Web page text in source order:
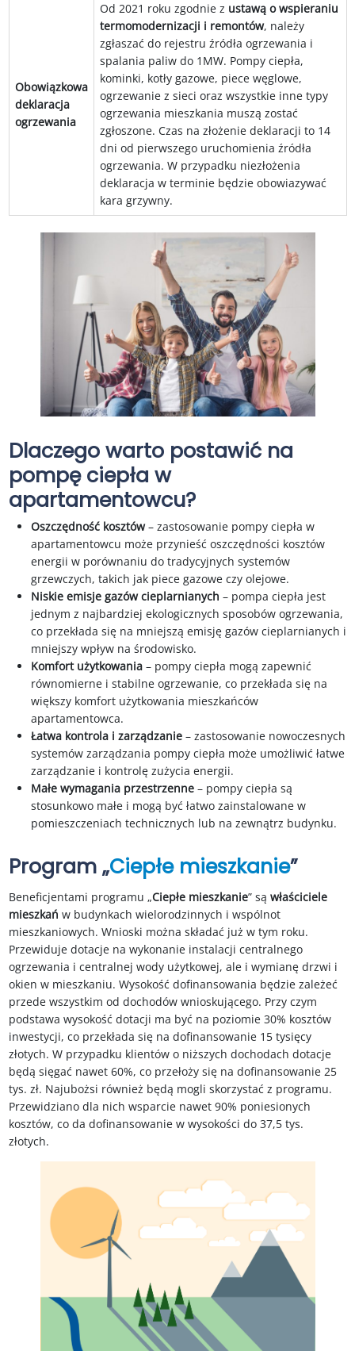
Obowiązkowa
deklaracja
ogrzewania
Od 2021 roku zgodnie z ustawą o wspieraniu
termomodernizacji i remontów, należy
zgłaszać do rejestru źródła ogrzewania i
spalania paliw do 1MW. Pompy ciepła,
kominki, kotły gazowe, piece węglowe,
ogrzewanie z sieci oraz wszystkie inne typy
ogrzewania mieszkania muszą zostać
zgłoszone. Czas na złożenie deklaracji to 14
dni od pierwszego uruchomienia źródła
ogrzewania. W przypadku niezłożenia
deklaracja w terminie będzie obowiazywać
kara grzywny.
Dlaczego warto postawić na
pompę ciepła w
apartamentowcu?
Oszczędność kosztów– zastosowanie pompy ciepła w
apartamentowcu może przynieść oszczędności kosztów
energii w porównaniu do tradycyjnych systemów
grzewczych, takich jak piece gazowe czy olejowe.
Niskie emisje gazów cieplarnianych – pompa ciepła jest
jednym z najbardziej ekologicznych sposobów ogrzewania,
co przekłada się na mniejszą emisję gazów cieplarnianych i
mniejszy wpływ na środowisko.
Komfort użytkowania – pompy ciepła mogą zapewnić
równomierne i stabilne ogrzewanie, co przekłada się na
większy komfort użytkowania mieszkańców
apartamentowca.
Łatwa kontrola i zarządzanie – zastosowanie nowoczesnych
systemów zarządzania pompy ciepła może umożliwić łatwe
zarządzanie i kontrolę zużycia energii.
Małe wymagania przestrzenne – pompy ciepła są
stosunkowo małe i mogą być łatwo zainstalowane w
pomieszczeniach technicznych lub na zewnątrz budynku.
Program „Ciepłe mieszkanie”
Beneficjentami programu „Ciepłe mieszkanie” są właściciele
mieszkań w budynkach wielorodzinnych i wspólnot
mieszkaniowych. Wnioski można składać już w tym roku.
Przewiduje dotacje na wykonanie instalacji centralnego
ogrzewania i centralnej wody użytkowej, ale i wymianę drzwi i
okien w mieszkaniu. Wysokość dofinansowania będzie zależeć
przede wszystkim od dochodów wnioskującego. Przy czym
podstawa wysokość dotacji ma być na poziomie 30% kosztów
inwestycji, co przekłada się na dofinansowanie 15 tysięcy
złotych. W przypadku klientów o niższych dochodach dotacje
będą sięgać nawet 60%, co przełoży się na dofinansowanie 25
tys. zł. Najubożsi również będą mogli skorzystać z programu.
Przewidziano dla nich wsparcie nawet 90% poniesionych
kosztów, co da dofinansowanie w wysokości do 37,5 tys.
złotych.